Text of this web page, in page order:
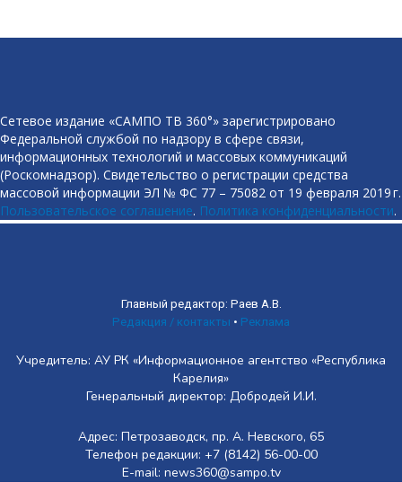
Сетевое издание «САМПО ТВ 360°» зарегистрировано
Федеральной службой по надзору в сфере связи,
информационных технологий и массовых коммуникаций
(Роскомнадзор). Свидетельство о регистрации средства
массовой информации ЭЛ № ФС 77 – 75082 от 19 февраля 2019 г.
Пользовательское соглашение. Политика конфиденциальности.
Главный редактор: Раев А.В.
Редакция / контакты • Реклама
Учредитель: АУ РК «Информационное агентство «Республика
Карелия»
Генеральный директор: Добродей И.И.
Адрес: Петрозаводск, пр. А. Невского, 65
Телефон редакции: +7 (8142) 56-00-00
E-mail: news360@sampo.tv